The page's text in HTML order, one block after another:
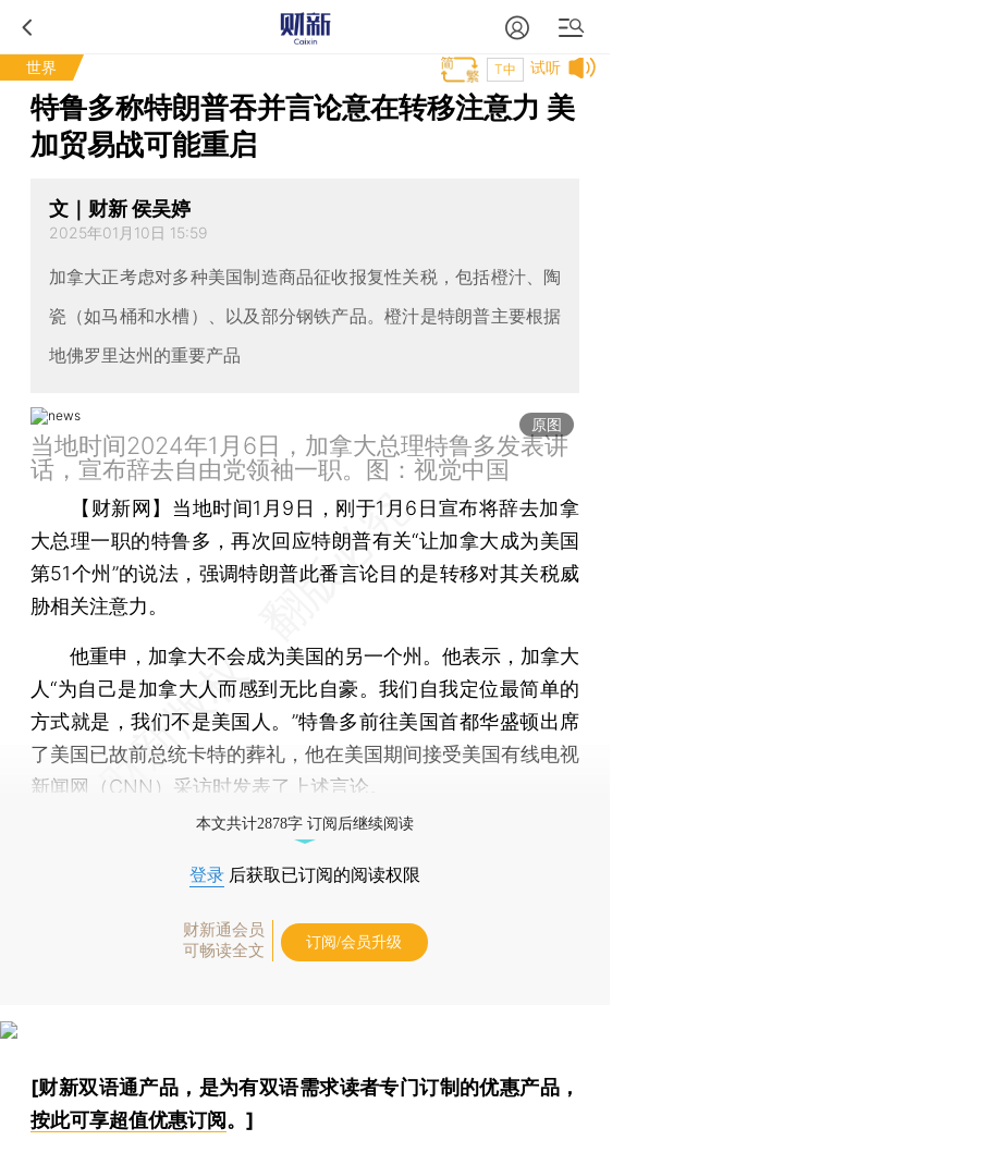
世界 试听
T中
特鲁多称特朗普吞并言论意在转移注意力 美
加贸易战可能重启
文｜财新 侯吴婷
2025年01月10日 15:59
加拿大正考虑对多种美国制造商品征收报复性关税，包括橙汁、陶
瓷（如马桶和水槽）、以及部分钢铁产品。橙汁是特朗普主要根据
地佛罗里达州的重要产品
原图
当地时间2024年1月6日，加拿大总理特鲁多发表讲
话，宣布辞去自由党领袖一职。图：视觉中国
【财新网】 当地时间1月9日，刚于1月6日宣布将辞去加拿
大总理一职的特鲁多，再次回应特朗普有关“让加拿大成为美国
第51个州”的说法，强调特朗普此番言论目的是转移对其关税威
胁相关注意力。
他重申，加拿大不会成为美国的另一个州。他表示，加拿大
人“为自己是加拿大人而感到无比自豪。我们自我定位最简单的
方式就是，我们不是美国人。”特鲁多前往美国首都华盛顿出席
了美国已故前总统卡特的葬礼，他在美国期间接受美国有线电视
新闻网（CNN）采访时发表了上述言论。
本文共计2878字 订阅后继续阅读
登录 后获取已订阅的阅读权限
财新通会员
可畅读全文
订阅/会员升级
[财新双语通产品，是为有双语需求读者专门订制的优惠产品，
按此可享超值优惠订阅。]